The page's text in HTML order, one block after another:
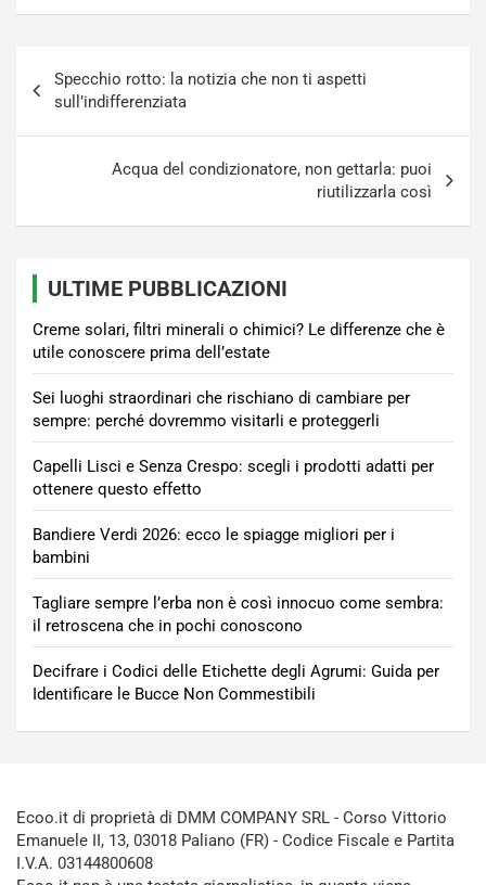
articoli
Specchio rotto: la notizia che non ti aspetti
sull’indifferenziata
Acqua del condizionatore, non gettarla: puoi
riutilizzarla così
ULTIME PUBBLICAZIONI
Creme solari, filtri minerali o chimici? Le differenze che è
utile conoscere prima dell’estate
Sei luoghi straordinari che rischiano di cambiare per
sempre: perché dovremmo visitarli e proteggerli
Capelli Lisci e Senza Crespo: scegli i prodotti adatti per
ottenere questo effetto
Bandiere Verdi 2026: ecco le spiagge migliori per i
bambini
Tagliare sempre l’erba non è così innocuo come sembra:
il retroscena che in pochi conoscono
Decifrare i Codici delle Etichette degli Agrumi: Guida per
Identificare le Bucce Non Commestibili
Ecoo.it di proprietà di DMM COMPANY SRL - Corso Vittorio
Emanuele II, 13, 03018 Paliano (FR) - Codice Fiscale e Partita
I.V.A. 03144800608